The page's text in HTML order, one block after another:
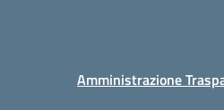
Amministrazione